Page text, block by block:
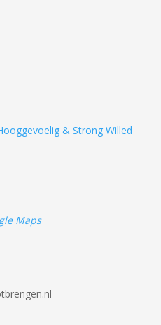
& Strong Willed
Maps